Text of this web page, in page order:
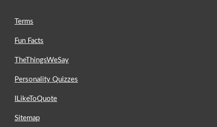
Terms
Fun Facts
TheThingsWeSay
Personality Quizzes
ILikeToQuote
Sitemap